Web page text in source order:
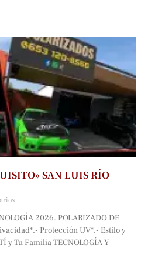
SAN LUIS RÍO
2026. POLARIZADO DE
Protección UV*.- Estilo y
y Tu Familia TECNOLOGÍA Y